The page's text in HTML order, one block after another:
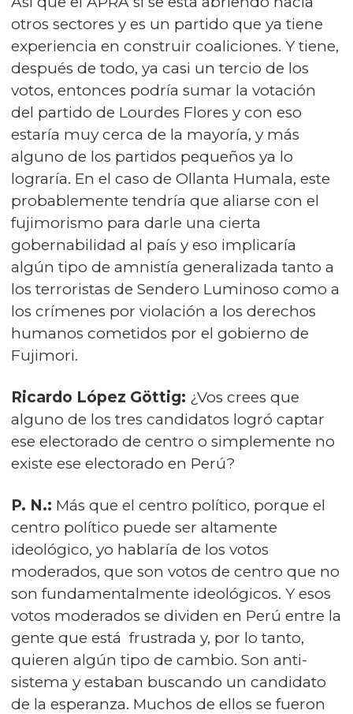
otros sectores y es un partido que ya tiene
experiencia en construir coaliciones. Y tiene,
después de todo, ya casi un tercio de los
votos, entonces podría sumar la votación
del partido de Lourdes Flores y con eso
estaría muy cerca de la mayoría, y más
alguno de los partidos pequeños ya lo
lograría. En el caso de Ollanta Humala, este
probablemente tendría que aliarse con el
fujimorismo para darle una cierta
gobernabilidad al país y eso implicaría
algún tipo de amnistía generalizada tanto a
los terroristas de Sendero Luminoso como a
los crímenes por violación a los derechos
humanos cometidos por el gobierno de
Fujimori.
Ricardo López Göttig: ¿Vos crees que
alguno de los tres candidatos logró captar
ese electorado de centro o simplemente no
existe ese electorado en Perú?
P. N.: Más que el centro político, porque el
centro político puede ser altamente
ideológico, yo hablaría de los votos
moderados, que son votos de centro que no
son fundamentalmente ideológicos. Y esos
votos moderados se dividen en Perú entre la
gente que está frustrada y, por lo tanto,
quieren algún tipo de cambio. Son anti-
sistema y estaban buscando un candidato
de la esperanza. Muchos de ellos se fueron